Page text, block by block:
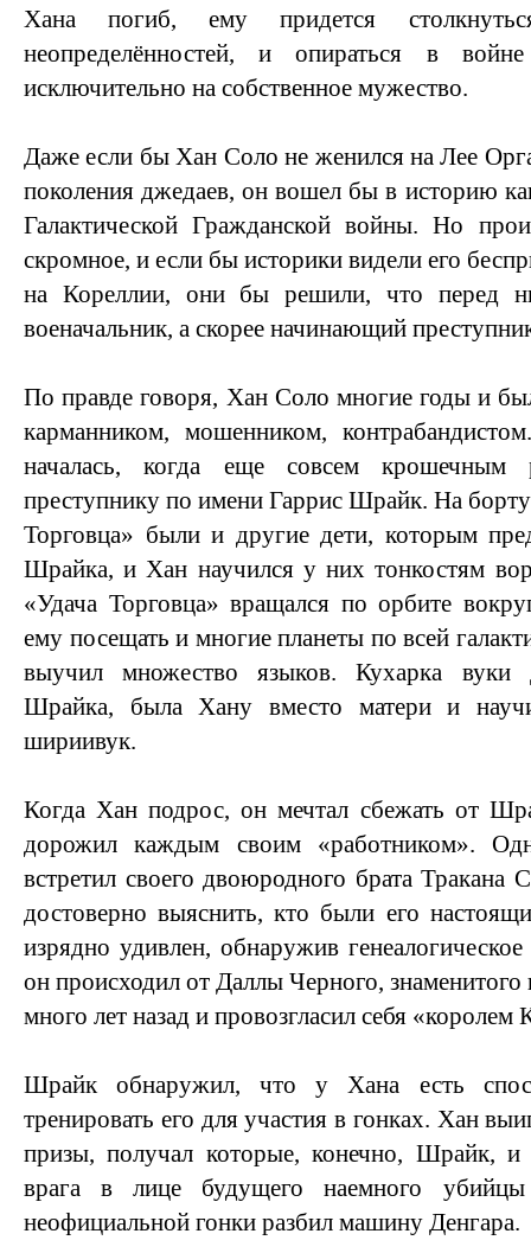
Хана погиб, ему придется
неопределённостей, и опираться в
исключительно на собственное мужество.
Даже если бы Хан Соло не женился на Лее
поколения джедаев, он вошел бы в историю
Галактической Гражданской войны. Но
скромное, и если бы историки видели его
на Кореллии, они бы решили, что перед
военачальник, а скорее начинающий
По правде говоря, Хан Соло многие годы и
карманником, мошенником,
началась, когда еще совсем
преступнику по имени Гаррис Шрайк. На борту
Торговца» были и другие дети, которым
Шрайка, и Хан научился у них тонкостям
«Удача Торговца» вращался по орбите
ему посещать и многие планеты по всей
выучил множество языков. Кухарка
Шрайка, была Хану вместо матери и
шириивук.
Когда Хан подрос, он мечтал сбежать от
дорожил каждым своим «работником».
встретил своего двоюродного брата Тракана
достоверно выяснить, кто были его
изрядно удивлен, обнаружив
он происходил от Даллы Черного,
много лет назад и провозгласил себя «королем
Шрайк обнаружил, что у Хана есть
тренировать его для участия в гонках. Хан
призы, получал которые, конечно, Шрайк, и
врага в лице будущего наемного
неофициальной гонки разбил машину Денгара.